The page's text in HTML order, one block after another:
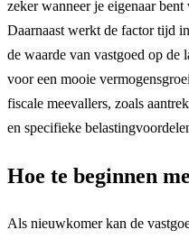
zeker wanneer je eigenaar
Daarnaast werkt de factor tijd
de waarde van vastgoed op
voor een mooie
fiscale meevallers, zoals
en specifieke
Hoe te beginnen
Als nieuwkomer kan de